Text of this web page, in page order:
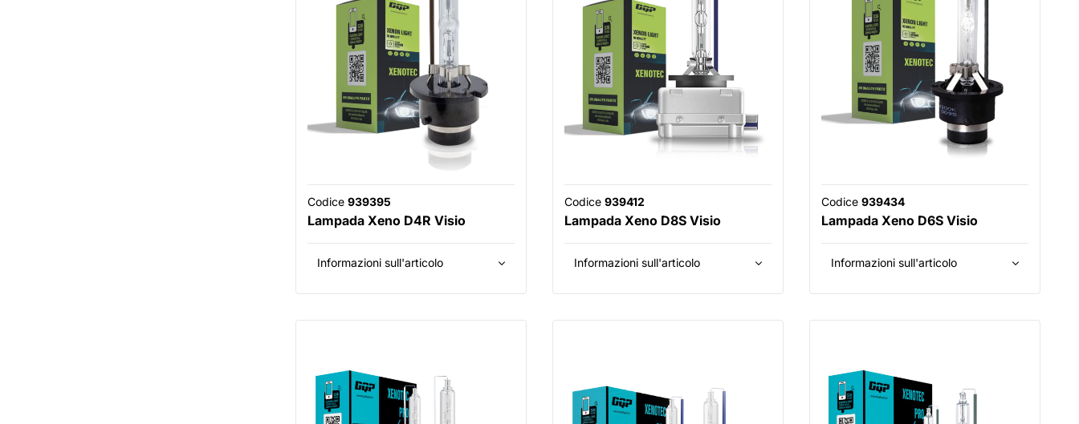
Codice 939395
Lampada Xeno D4R Visio
Informazioni sull'articolo
Codice 939412
Lampada Xeno D8S Visio
Informazioni sull'articolo
Codice 939434
Lampada Xeno D6S Visio
Informazioni sull'articolo